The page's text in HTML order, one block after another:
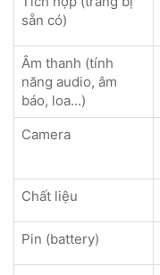
sẵn có)
Âm thanh (tính
năng audio, âm
báo, loa...)
Camera
Chất liệu
Pin (battery)